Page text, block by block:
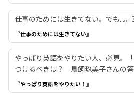
仕事のためには生きてない。でも...。
『仕事のためには生きてない』
やっぱり英語をやりたい人、必見。
つけるべきは？ 鳥飼玖美子さんの
『やっぱり英語をやりたい！』